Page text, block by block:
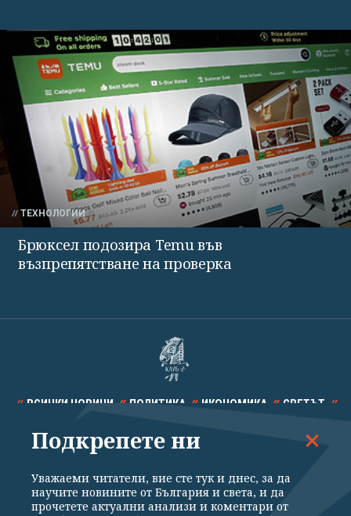
ТЕХНОЛОГИИ
Брюксел подозира Temu във
възпрепятстване на проверка
ВСИЧКИ НОВИНИ ПОЛИТИКА ИКОНОМИКА СВЕТЪТ
СПОРТ КУЛТУРА ТЕХНОЛОГИИ КАЛЕЙДОСКОП
Подкрепете ни
Уважаеми читатели, вие сте тук и днес, за да
научите новините от България и света, и да
прочетете актуални анализи и коментари от